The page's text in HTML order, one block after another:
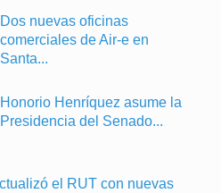
Dos nuevas oficinas
comerciales de Air-e en
Santa...
Honorio Henríquez asume la
Presidencia del Senado...
el RUT con nuevas